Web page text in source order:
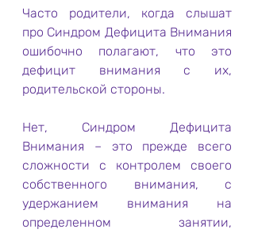
Часто родители, когда слышат
про Синдром Дефицита Внимания
ошибочно полагают, что это
дефицит внимания с их,
родительской стороны.
Нет, Синдром Дефицита
Внимания – это прежде всего
сложности с контролем своего
собственного внимания, с
удержанием внимания на
определенном занятии,